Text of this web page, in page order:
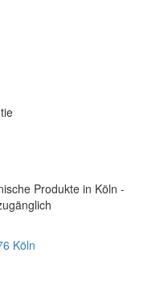
Produkte in Köln -
Köln